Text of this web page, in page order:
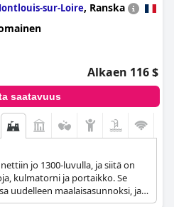
sur-Loire, Ranska
Alkaen 116 $
saatavuus
jo 1300-luvulla, ja siitä on
kulmatorni ja portaikko. Se
uudelleen maalaisasunnoksi, ja
omistajia. 1800-luvulla linna